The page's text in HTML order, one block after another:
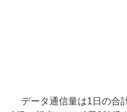
データ通信量は1日の合